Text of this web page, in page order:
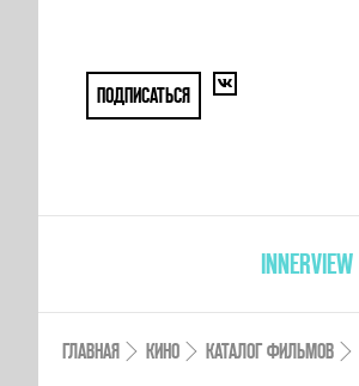
ПОДПИСАТЬСЯ
INNERVIEW
ГЛАВНАЯ КИНО КАТАЛОГ ФИЛЬМОВ